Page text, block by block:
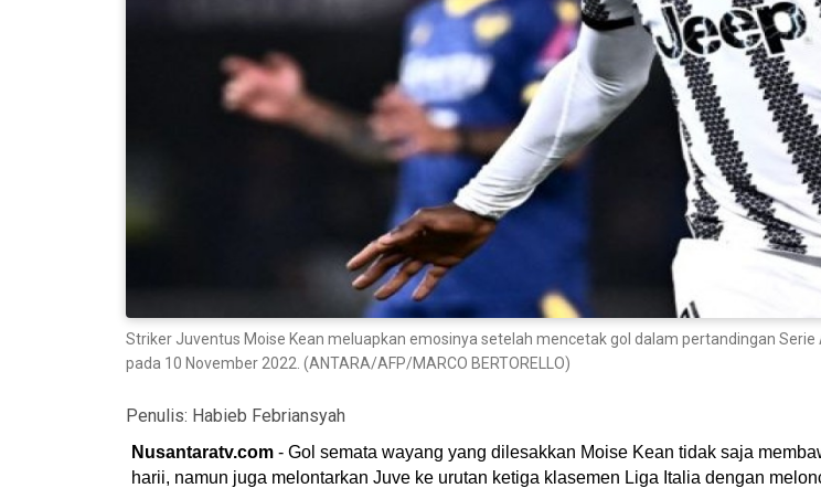
Striker Juventus Moise Kean meluapkan emosinya setelah mencetak gol dalam pertandingan
pada 10 November 2022. (ANTARA/AFP/MARCO BERTORELLO)
Penulis: Habieb Febriansyah
Nusantaratv.com - Gol semata wayang yang dilesakkan Moise Kean tidak saja
harii, namun juga melontarkan Juve ke urutan ketiga klasemen Liga Italia dengan